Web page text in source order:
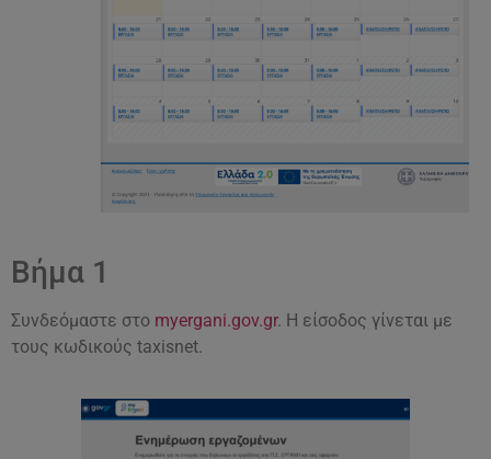
Βήμα 1
Συνδεόμαστε στο myergani.gov.gr. Η είσοδος γίνεται με
τους κωδικούς taxisnet.